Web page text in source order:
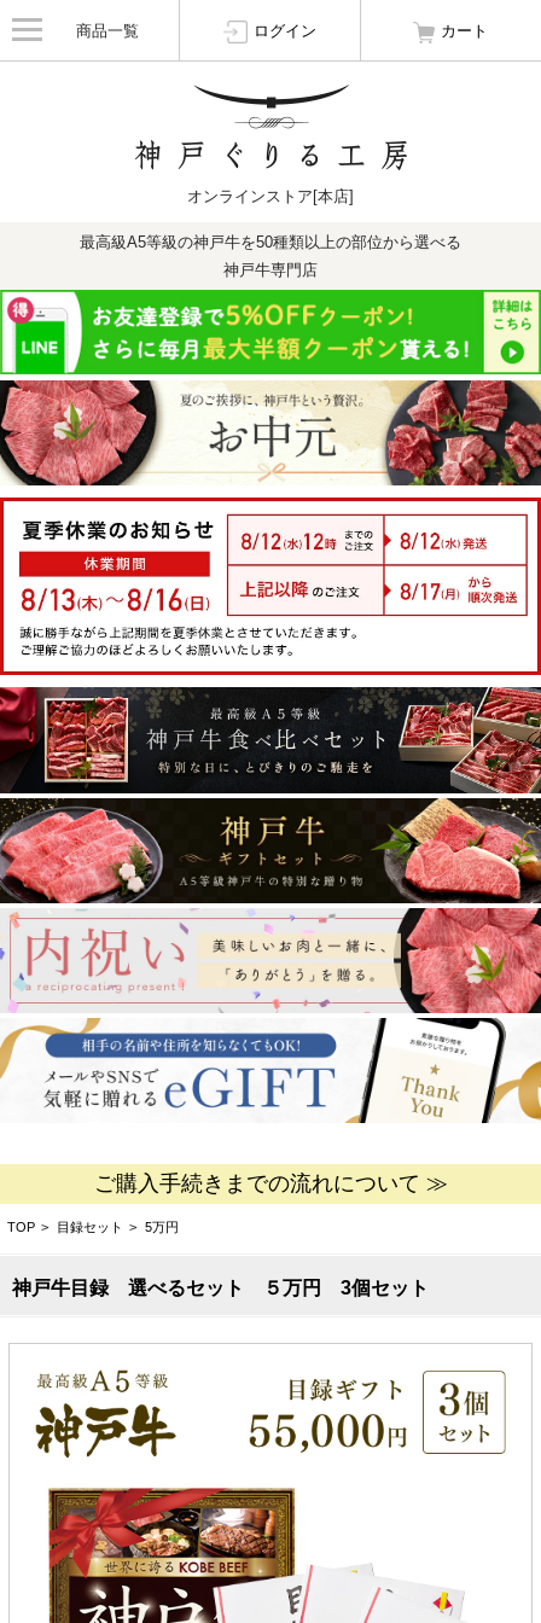
商品一覧 ログイン カート
オンラインストア[本店]
最高級A5等級の神戸牛を50種類以上の部位から選べる
神戸牛専門店
ご購入手続きまでの流れについて ≫
TOP > 目録セット > 5万円
神戸牛目録 選べるセット ５万円 3個セット